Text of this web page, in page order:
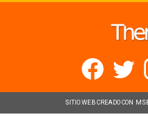
SITIO WEB CREADO CON